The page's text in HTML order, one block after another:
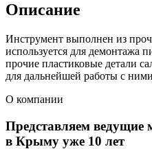
Описание
Инструмент выполнен из
используется для демонтажа
прочие пластиковые детали
для дальнейшей работы с
О компании
Представляем ведущие
в Крыму уже 10 лет